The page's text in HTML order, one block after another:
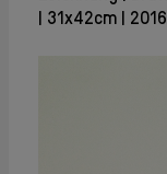
31x42cm 2016